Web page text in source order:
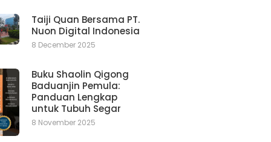
Taiji Quan Bersama PT.
Nuon Digital Indonesia
8 December 2025
Buku Shaolin Qigong
Baduanjin Pemula:
Panduan Lengkap
untuk Tubuh Segar
8 November 2025